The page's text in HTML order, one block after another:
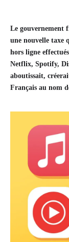
Le gouvernement
une nouvelle taxe
hors ligne
Netflix, Spotify,
aboutissait,
Français au nom